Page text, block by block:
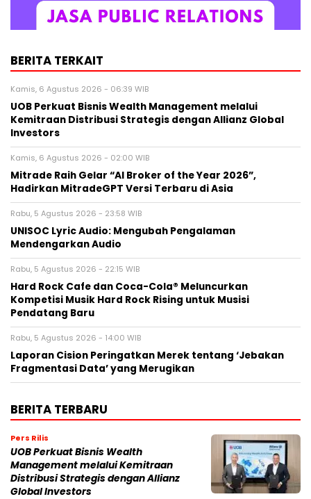
BERITA TERKAIT
Kamis, 6 Agustus 2026 - 06:39 WIB
UOB Perkuat Bisnis Wealth Management melalui
Kemitraan Distribusi Strategis dengan Allianz Global
Investors
Kamis, 6 Agustus 2026 - 02:00 WIB
Mitrade Raih Gelar “AI Broker of the Year 2026”,
Hadirkan MitradeGPT Versi Terbaru di Asia
Rabu, 5 Agustus 2026 - 23:58 WIB
UNISOC Lyric Audio: Mengubah Pengalaman
Mendengarkan Audio
Rabu, 5 Agustus 2026 - 22:15 WIB
Hard Rock Cafe dan Coca-Cola® Meluncurkan
Kompetisi Musik Hard Rock Rising untuk Musisi
Pendatang Baru
Rabu, 5 Agustus 2026 - 14:00 WIB
Laporan Cision Peringatkan Merek tentang ‘Jebakan
Fragmentasi Data’ yang Merugikan
BERITA TERBARU
Pers Rilis
UOB Perkuat Bisnis Wealth
Management melalui Kemitraan
Distribusi Strategis dengan Allianz
Global Investors